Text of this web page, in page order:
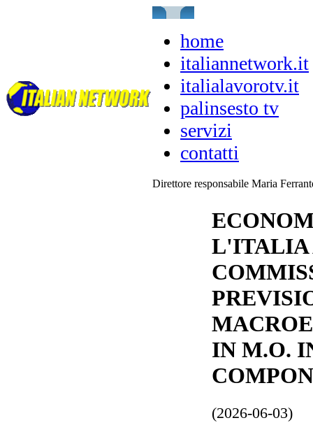
home
italiannetwork.it
italialavorotv.it
palinsesto tv
servizi
contatti
Direttore responsabile Maria
L'ITALIA
IN M.O.
(2026-06-03)